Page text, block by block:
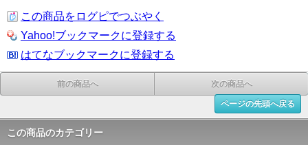
この商品をログピでつぶやく
Yahoo!ブックマークに登録する
はてなブックマークに登録する
前の商品へ 次の商品へ
ページの先頭へ戻る
この商品のカテゴリー